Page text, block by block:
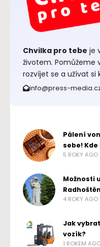
Chvilka pro tebe je
životem. Pomůžeme
rozvíjet se a užívat si
info@press-
Pálení
sebe!
5 ROKY AGO
Možnosti
4 ROKY AGO
Jak
vozík?
1 ROKEM